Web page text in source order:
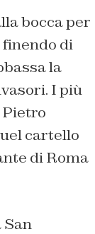
bocca per
di
la
I più
Pietro
cartello
di Roma